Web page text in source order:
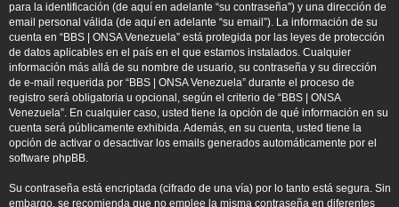
para la identificación (de aquí en adelante “su contraseña”) y una dirección de
email personal válida (de aquí en adelante “su email”). La información de su
cuenta en “BBS | ONSA Venezuela” está protegida por las leyes de protección
de datos aplicables en el país en el que estamos instalados. Cualquier
información más allá de su nombre de usuario, su contraseña y su dirección
de e-mail requerida por “BBS | ONSA Venezuela” durante el proceso de
registro será obligatoria u opcional, según el criterio de “BBS | ONSA
Venezuela”. En cualquier caso, usted tiene la opción de qué información en su
cuenta será públicamente exhibida. Además, en su cuenta, usted tiene la
opción de activar o desactivar los emails generados automáticamente por el
software phpBB.
Su contraseña está encriptada (cifrado de una vía) por lo tanto está segura. Sin
embargo, se recomienda que no emplee la misma contraseña en diferentes